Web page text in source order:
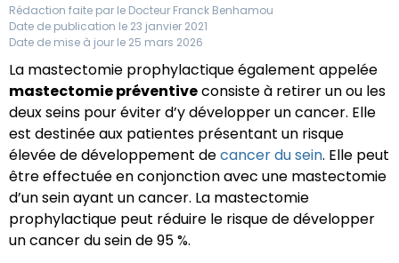
Rédaction faite par le Docteur Franck Benhamou
Date de publication le 23 janvier 2021
Date de mise à jour le 25 mars 2026
La mastectomie prophylactique également appelée
mastectomie préventiveconsiste à retirer un ou les
deux seins pour éviter d’y développer un cancer. Elle
est destinée aux patientes présentant un risque
élevée de développement decancer du sein. Elle peut
être effectuée en conjonction avec une mastectomie
d’un sein ayant un cancer. La mastectomie
prophylactique peut réduire le risque de développer
un cancer du sein de 95 %.